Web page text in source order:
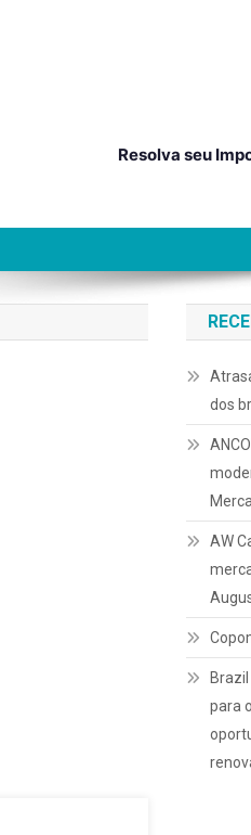
Resolva seu
dos
AW
para